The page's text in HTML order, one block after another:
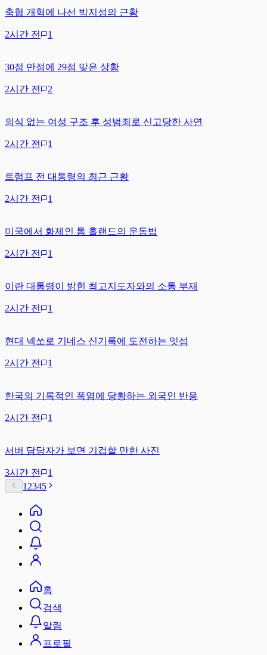
축협 개혁에 나선 박지성의 근황
2시간 전 1
30점 만점에 29점 맞은 상황
2시간 전 2
의식 없는 여성 구조 후 성범죄로 신고당한 사연
2시간 전 1
트럼프 전 대통령의 최근 근황
2시간 전 1
미국에서 화제인 톰 홀랜드의 운동법
2시간 전 1
이란 대통령이 밝힌 최고지도자와의 소통 부재
2시간 전 1
현대 넥쏘로 기네스 신기록에 도전하는 잇섭
2시간 전 1
한국의 기록적인 폭염에 당황하는 외국인 반응
2시간 전 1
서버 담당자가 보면 기겁할 만한 사진
3시간 전
1
1 2345
홈
검색
알림
프로필